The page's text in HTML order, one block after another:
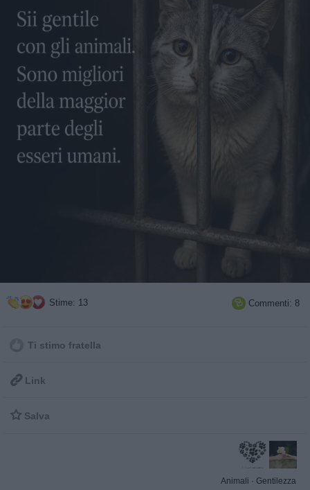
Stime: 13  Commenti: 8
Ti stimo fratella
 Link
 Salva
Animali · Gentilezza